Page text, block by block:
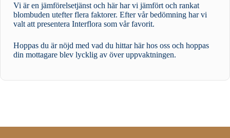
Vi är en jämförelsetjänst och här har vi jämfört och rankat
blombuden utefter flera faktorer. Efter vår bedömning har vi
valt att presentera Interflora som vår favorit.
Hoppas du är nöjd med vad du hittar här hos oss och hoppas
din mottagare blev lycklig av över uppvaktningen.